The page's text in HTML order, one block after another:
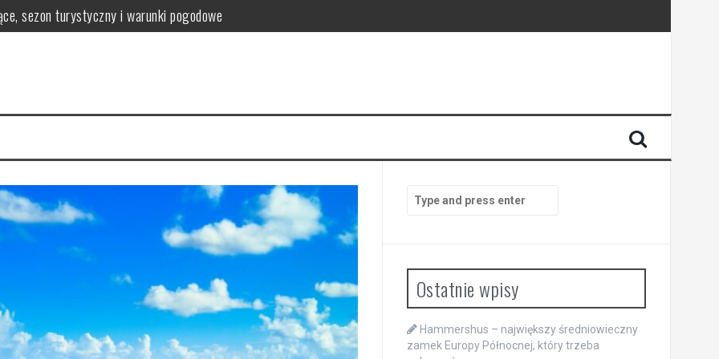
sezon turystyczny i warunki pogodowe
jedzenie i atrakcje krok po budżecie
wystarczy weekend, a kiedy warto zostać dłużej
dachem, muzea i miejsca na deszczowe dni
for:
Ostatnie wpisy
Hammershus – największy średniowieczny
zamek Europy Północnej, który trzeba